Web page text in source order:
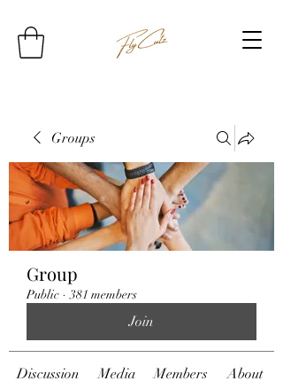
Groups
Group
Public · 381 members
Join
Discussion Media Members About